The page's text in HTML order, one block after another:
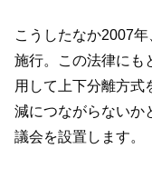
こうしたなか2007
施行。この法律にも
用して上下分離方式
減につながらないか
議会を設置します。